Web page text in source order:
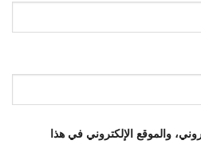
والموقع الإلكتروني في هذا